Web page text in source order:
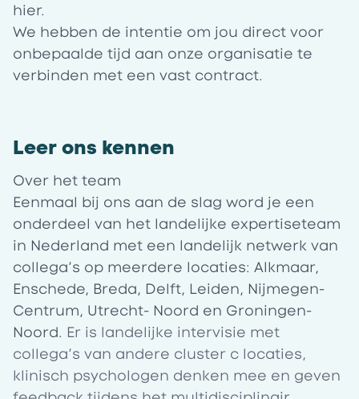
hier.
We hebben de intentie om jou direct voor
onbepaalde tijd aan onze organisatie te
verbinden met een vast contract.
Leer ons kennen
Over het team
Eenmaal bij ons aan de slag word je een
onderdeel van het landelijke expertiseteam
in Nederland met een landelijk netwerk van
collega’s op meerdere locaties: Alkmaar,
Enschede, Breda, Delft, Leiden, Nijmegen-
Centrum, Utrecht- Noord en Groningen-
Noord. Er is landelijke intervisie met
collega’s van andere cluster c locaties,
klinisch psychologen denken mee en geven